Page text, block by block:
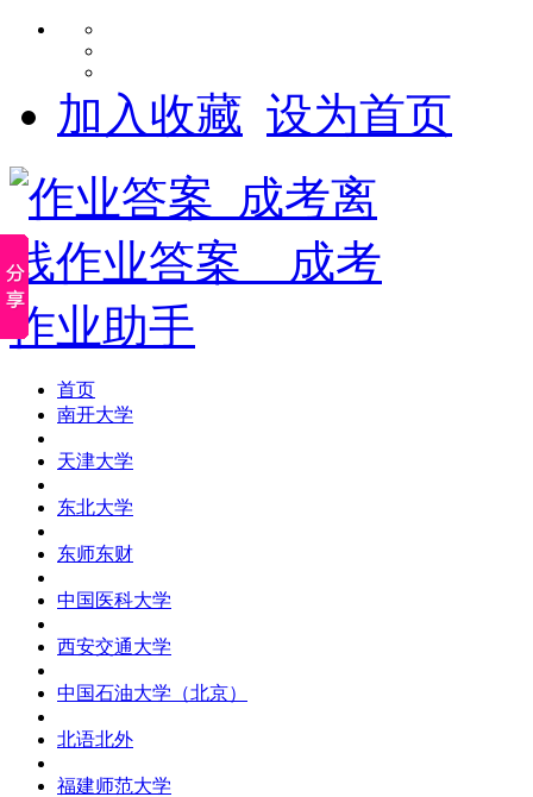
加入收藏 设为首页
首页
南开大学
天津大学
东北大学
东师东财
中国医科大学
西安交通大学
中国石油大学（北京）
北语北外
福建师范大学